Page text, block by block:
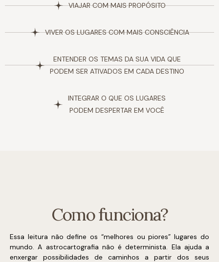
VIAJAR COM MAIS PROPÓSITO
VIVER OS LUGARES COM MAIS CONSCIÊNCIA
ENTENDER OS TEMAS DA SUA VIDA QUE
PODEM SER ATIVADOS EM CADA DESTINO
INTEGRAR O QUE OS LUGARES
PODEM DESPERTAR EM VOCÊ
Como funciona?
Essa leitura não define os “melhores ou piores” lugares do
mundo. A astrocartografia não é determinista. Ela ajuda a
enxergar possibilidades de caminhos a partir dos seus